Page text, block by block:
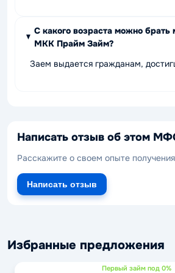
С какого возраста можно брать
МКК Прайм Займ?
Заем выдается гражданам,
Написать отзыв об этом
Расскажите о своем опыте
Написать отзыв
Избранные предложения
Первый займ под 0%